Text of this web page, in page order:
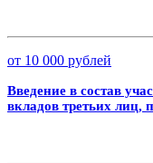
от 10 000 рублей
Введение в состав
вкладов третьих